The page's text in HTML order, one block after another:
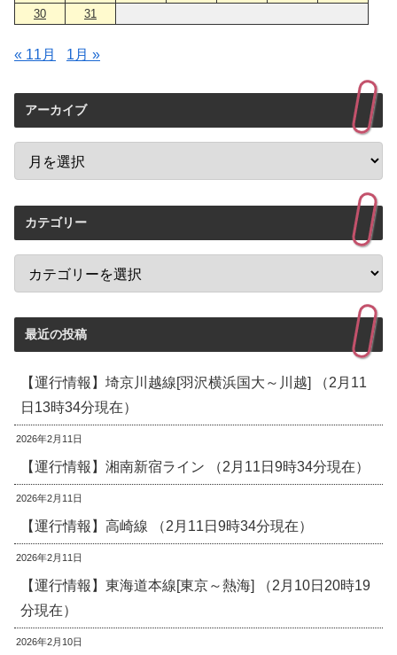
30
31
« 11月 1月 »
アーカイブ
カテゴリー
最近の投稿
【運行情報】埼京川越線[羽沢横浜国大～川越] （2月11
日13時34分現在）
2026年2月11日
【運行情報】湘南新宿ライン （2月11日9時34分現在）
2026年2月11日
【運行情報】高崎線 （2月11日9時34分現在）
2026年2月11日
【運行情報】東海道本線[東京～熱海] （2月10日20時19
分現在）
2026年2月10日